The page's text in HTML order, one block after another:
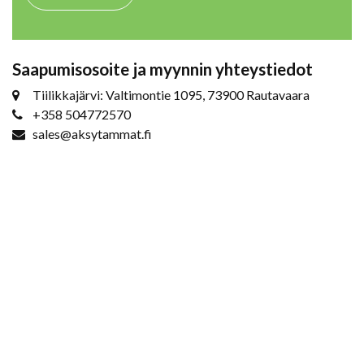
Saapumisosoite ja myynnin yhteystiedot
Tiilikkajärvi: Valtimontie 1095, 73900 Rautavaara
+358 504772570
sales@aksytammat.fi